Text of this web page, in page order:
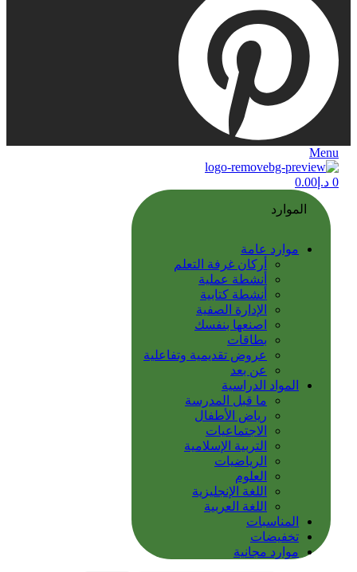
Menu
0 د.إ 0.00
الموارد
موارد عامة
أركان غرفة التعلم
أنشطة عملية
أنشطة كتابية
الإدارة الصفية
اصنعها بنفسك
بطاقات
عروض تقديمية وتفاعلية
عن بعد
المواد الدراسية
ما قبل المدرسة
رياض الأطفال
الاجتماعيات
التربية الإسلامية
الرياضيات
العلوم
اللغة الإنجليزية
اللغة العربية
المناسبات
تخفيضات
موارد مجانية